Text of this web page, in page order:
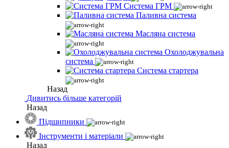
Система ГРМ
Паливна система
Масляна система
Охолоджувальна
система
Система стартера
Назад
Дивитись більше категорій
Назад
Підшипники
Інструменти і матеріали
Назад